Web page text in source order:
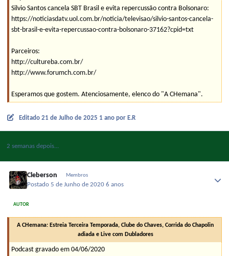
Silvio Santos cancela SBT Brasil e evita repercussão contra Bolsonaro:
https://noticiasdatv.uol.com.br/noticia/televisao/silvio-santos-cancela-
sbt-brasil-e-evita-repercussao-contra-bolsonaro-37162?cpid=txt
Parceiros:
http://cultureba.com.br/
http://www.forumch.com.br/
Esperamos que gostem. Atenciosamente, elenco do "A CHemana".
Editado 21 de Julho de 2025 1 ano por E.R
2 semanas depois...
Cleberson Membros
Postado 5 de Junho de 20206 anos
AUTOR
A CHemana: Estreia Terceira Temporada, Clube do Chaves, Corrida do Chapolin
adiada e Live com Dubladores
Podcast gravado em 04/06/2020